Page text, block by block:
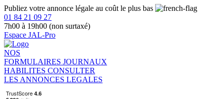
Publiez votre annonce légale au coût le plus bas
01 84 21 09 27
7h00 à 19h00 (non surtaxé)
Espace JAL-Pro
NOS
FORMULAIRES JOURNAUX
HABILITES CONSULTER
LES ANNONCES LEGALES